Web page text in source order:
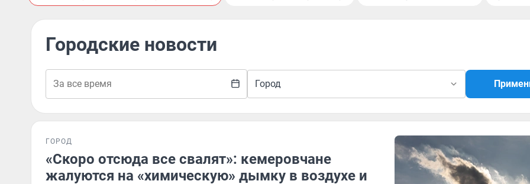
Городские новости
Город
ГОРОД
«Скоро отсюда все свалят»: кемеровчане
жалуются на «химическую» дымку в воздухе и